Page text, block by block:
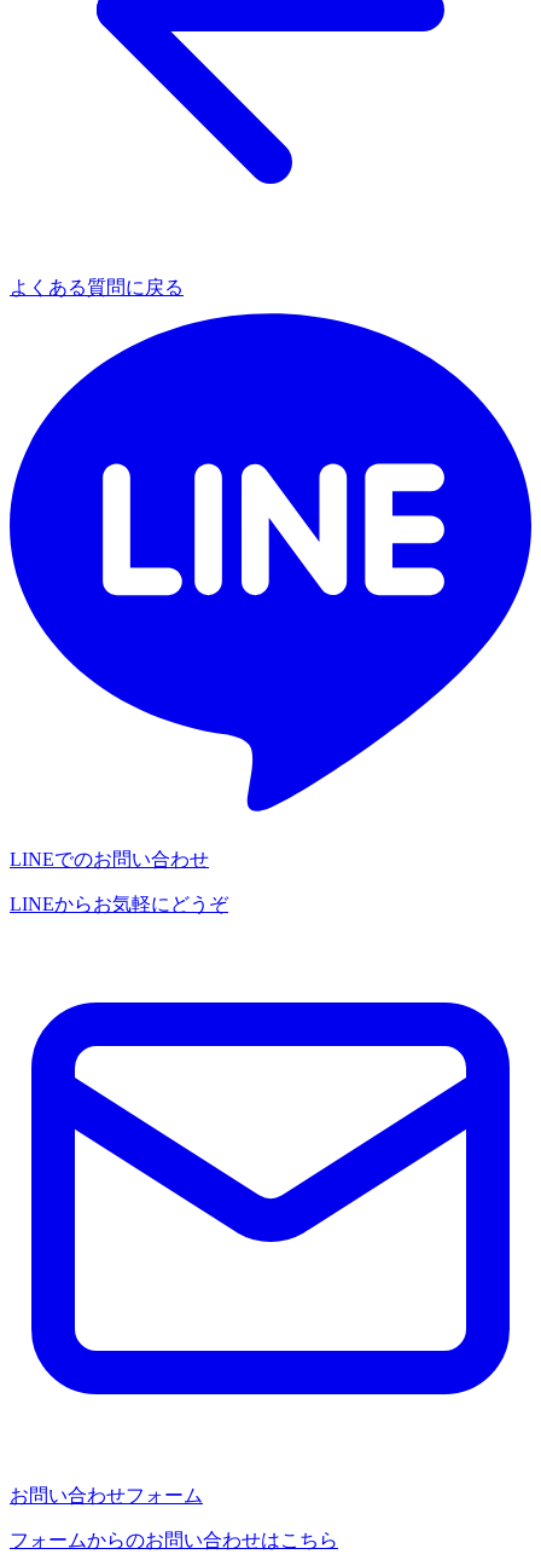
よくある質問に戻る
LINEでのお問い合わせ
LINEからお気軽にどうぞ
お問い合わせフォーム
フォームからのお問い合わせはこちら